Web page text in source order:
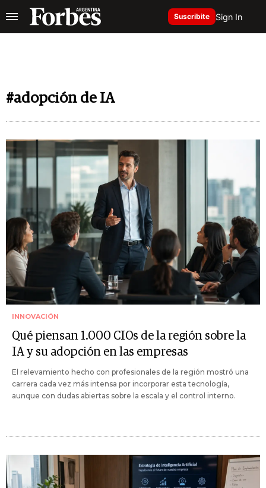
Suscribite Sign In
#adopción de IA
INNOVACIÓN
Qué piensan 1.000 CIOs de la región sobre la
IA y su adopción en las empresas
El relevamiento hecho con profesionales de la región mostró una
carrera cada vez más intensa por incorporar esta tecnología,
aunque con dudas abiertas sobre la escala y el control interno.